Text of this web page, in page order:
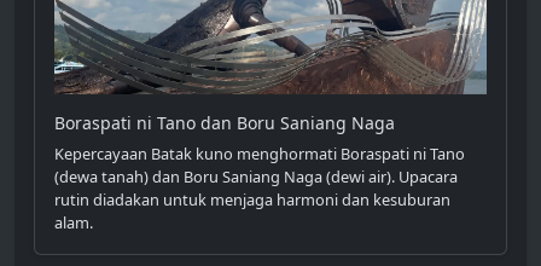
Boraspati ni Tano dan Boru Saniang Naga
Kepercayaan Batak kuno menghormati Boraspati ni Tano
(dewa tanah) dan Boru Saniang Naga (dewi air). Upacara
rutin diadakan untuk menjaga harmoni dan kesuburan
alam.